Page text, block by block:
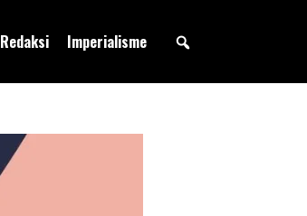
Redaksi Imperialisme